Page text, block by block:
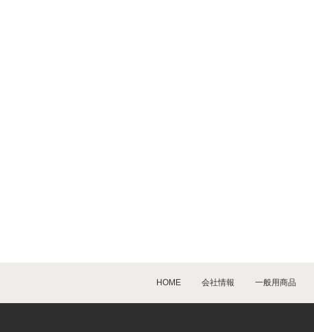
HOME 会社情報 一般用商品